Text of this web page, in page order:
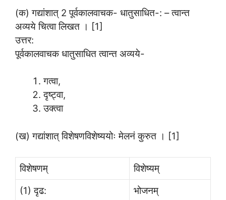
(क) गद्यांशात् 2 पूर्वकालवाचक- धातुसाधित-: – त्वान्त
अव्यये चित्वा लिखत । [1]
उत्तर:
पूर्वकालवाचक धातुसाधित त्वान्त अव्यये-
गत्वा,
दृष्ट्वा,
उक्त्वा
(ख) गद्यांशात् विशेषणविशेष्ययोः मेलनं कुरुत । [1]
विशेषणम्
विशेष्यम्
(1) दृढ:
भोजनम्